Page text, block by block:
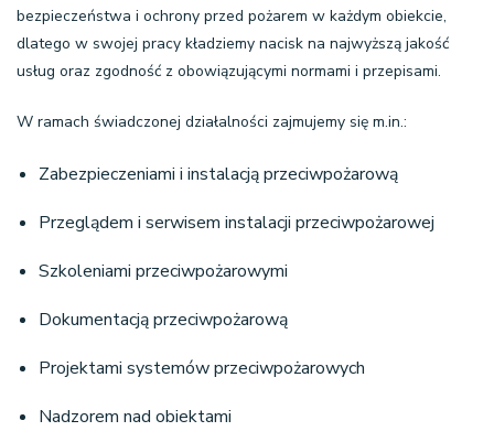
bezpieczeństwa i ochrony przed pożarem w każdym obiekcie,
dlatego w swojej pracy kładziemy nacisk na najwyższą jakość
usług oraz zgodność z obowiązującymi normami i przepisami.
W ramach świadczonej działalności zajmujemy się m.in.:
Zabezpieczeniami i instalacją przeciwpożarową
Przeglądem i serwisem instalacji przeciwpożarowej
Szkoleniami przeciwpożarowymi
Dokumentacją przeciwpożarową
Projektami systemów przeciwpożarowych
Nadzorem nad obiektami